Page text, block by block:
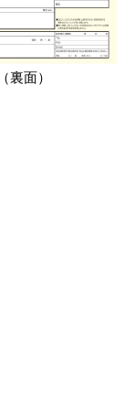
裏面）